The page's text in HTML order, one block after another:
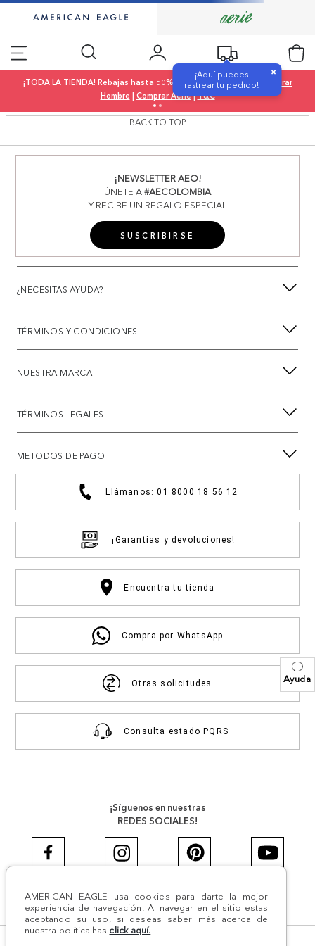
Ayuda
AMERICAN EAGLE usa cookies para darte la mejor
experiencia de navegación. Al navegar en el sitio estas
aceptando su uso, si deseas saber más acerca de
nuestra política has click aquí.
¡Aquí puedes
rastrear tu pedido!
×
¡TODA LA TIENDA! Rebajas hasta 50% OFF |Comprar Mujer|
Comprar
Hombre | Comprar Aerie|T&C
BACK TO TOP
¡NEWSLETTER AEO!
ÚNETE A#AECOLOMBIA
Y RECIBE UN REGALO ESPECIAL
SUSCRIBIRSE
¿NECESITAS AYUDA?
TÉRMINOS Y CONDICIONES
NUESTRA MARCA
TÉRMINOS LEGALES
METODOS DE PAGO
Llámanos: 01 8000 18 56 12
¡Garantias y devoluciones!
Encuentra tu tienda
Compra por WhatsApp
Otras solicitudes
Consulta estado PQRS
¡Síguenos en nuestras
REDES SOCIALES!
#AEJEANS #AerieREALCOL